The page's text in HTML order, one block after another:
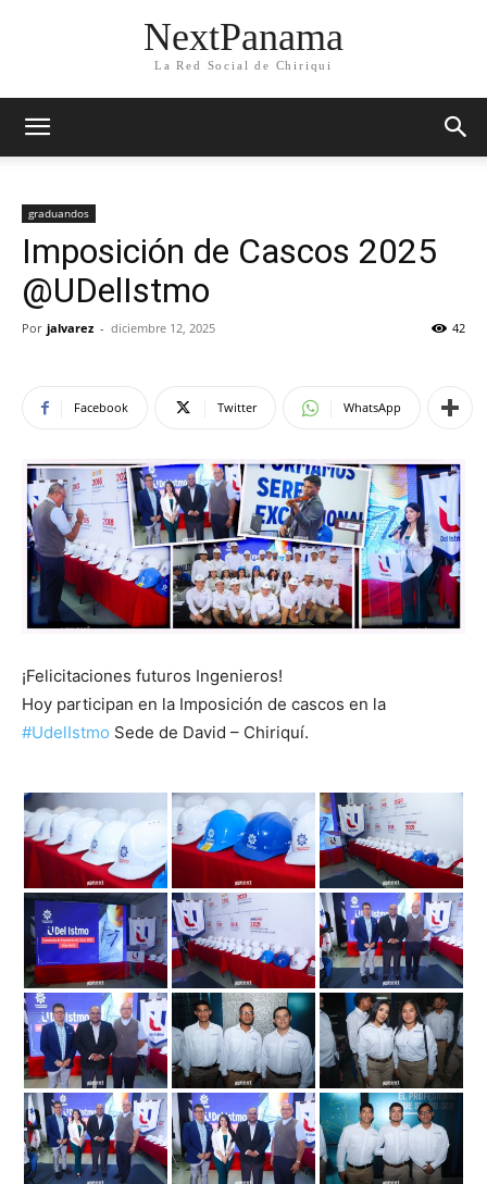
NextPanama
La Red Social de Chiriqui
graduandos
Imposición de Cascos 2025
@UDelIstmo
Por jalvarez - diciembre 12, 2025 42
Facebook Twitter WhatsApp
¡Felicitaciones futuros Ingenieros!
Hoy participan en la Imposición de cascos en la
#UdelIstmo Sede de David – Chiriquí.